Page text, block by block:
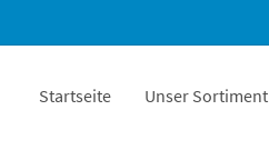
Startseite Unser Sortiment